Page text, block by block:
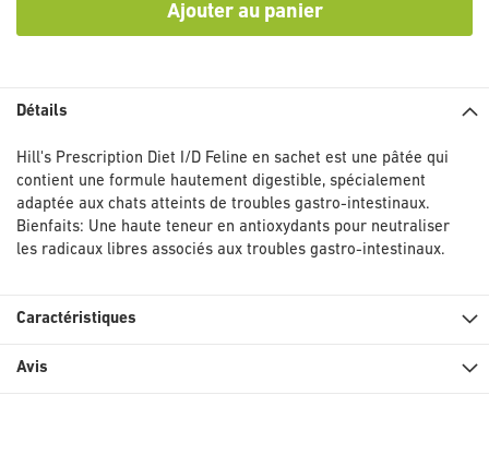
Ajouter au panier
Détails
Hill's Prescription Diet I/D Feline en sachet est une pâtée qui
contient une formule hautement digestible, spécialement
adaptée aux chats atteints de troubles gastro-intestinaux.
Bienfaits: Une haute teneur en antioxydants pour neutraliser
les radicaux libres associés aux troubles gastro-intestinaux.
Caractéristiques
Avis